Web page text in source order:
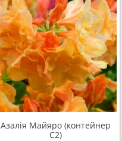
Азалія Майяро (контейнер
С2)